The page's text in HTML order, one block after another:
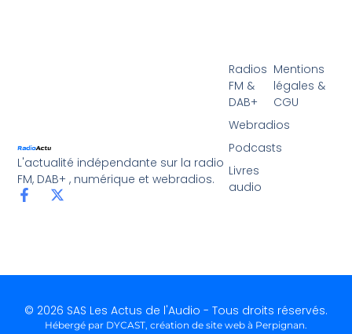
L'actualité indépendante sur la radio
FM, DAB+ , numérique et webradios.
Radios
FM &
DAB+
Webradios
Podcasts
Livres
audio
Mentions
légales &
CGU
© 2026 SAS Les Actus de l'Audio - Tous droits réservés.
Hébergé par DYCAST, création de site web à Perpignan.